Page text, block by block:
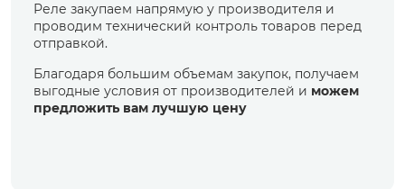
2016
Реле закупаем напрямую у производителя и
проводим технический контроль товаров перед
отправкой.
Благодаря большим объемам закупок, получаем
выгодные условия от производителей и можем
предложить вам лучшую цену